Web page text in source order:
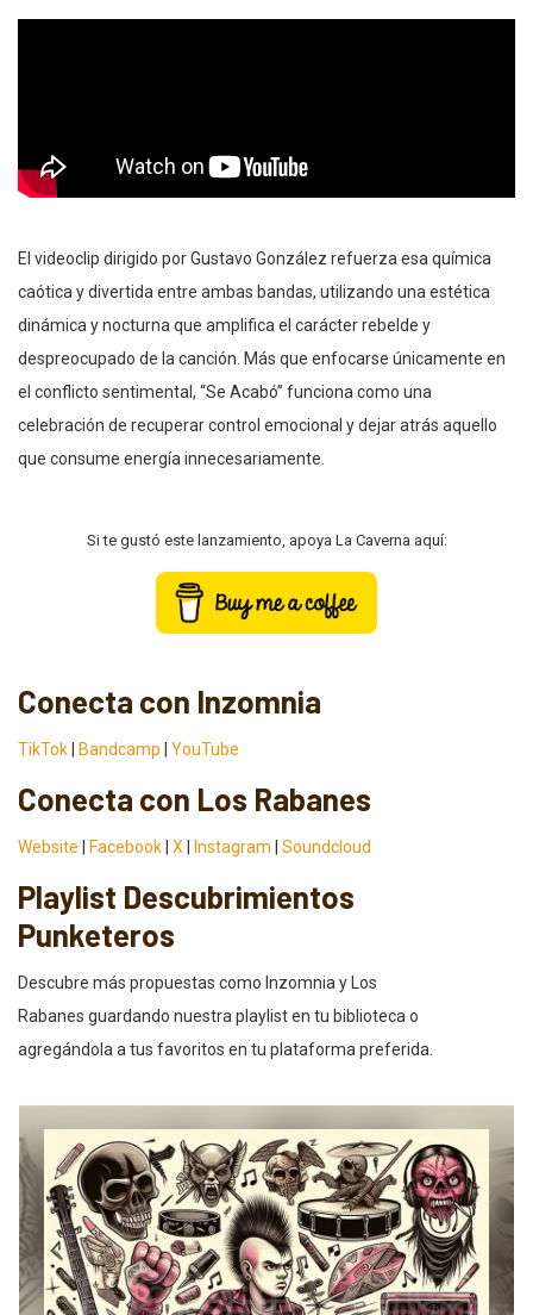
El videoclip dirigido por Gustavo González refuerza esa química
caótica y divertida entre ambas bandas, utilizando una estética
dinámica y nocturna que amplifica el carácter rebelde y
despreocupado de la canción. Más que enfocarse únicamente en
el conflicto sentimental, “Se Acabó” funciona como una
celebración de recuperar control emocional y dejar atrás aquello
que consume energía innecesariamente.
Si te gustó este lanzamiento, apoya La Caverna aquí:
Conecta con Inzomnia
TikTok Bandcamp YouTube
Conecta con Los Rabanes
Website Facebook X Instagram Soundcloud
Playlist Descubrimientos
Punketeros
Descubre más propuestas como Inzomnia y Los
Rabanes guardando nuestra playlist en tu biblioteca o
agregándola a tus favoritos en tu plataforma preferida.